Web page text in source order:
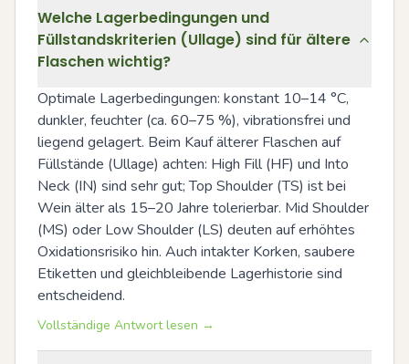
Welche Lagerbedingungen und
Füllstandskriterien (Ullage) sind für ältere
Flaschen wichtig?
Optimale Lagerbedingungen: konstant 10–14 °C,
dunkler, feuchter (ca. 60–75 %), vibrationsfrei und
liegend gelagert. Beim Kauf älterer Flaschen auf
Füllstände (Ullage) achten: High Fill (HF) und Into
Neck (IN) sind sehr gut; Top Shoulder (TS) ist bei
Wein älter als 15–20 Jahre tolerierbar. Mid Shoulder
(MS) oder Low Shoulder (LS) deuten auf erhöhtes
Oxidationsrisiko hin. Auch intakter Korken, saubere
Etiketten und gleichbleibende Lagerhistorie sind
entscheidend.
Vollständige Antwort lesen →